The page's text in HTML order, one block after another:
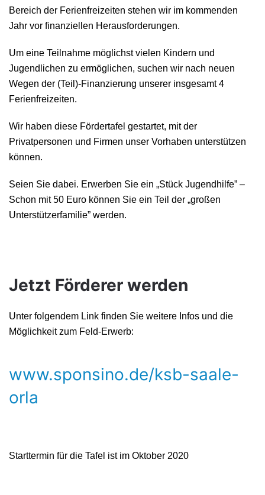
Bereich der Ferienfreizeiten stehen wir im kommenden
Jahr vor finanziellen Herausforderungen.
Um eine Teilnahme möglichst vielen Kindern und
Jugendlichen zu ermöglichen, suchen wir nach neuen
Wegen der (Teil)-Finanzierung unserer insgesamt 4
Ferienfreizeiten.
Wir haben diese Fördertafel gestartet, mit der
Privatpersonen und Firmen unser Vorhaben unterstützen
können.
Seien Sie dabei. Erwerben Sie ein „Stück Jugendhilfe” –
Schon mit 50 Euro können Sie ein Teil der „großen
Unterstützerfamilie” werden.
Jetzt Förderer werden
Unter folgendem Link finden Sie weitere Infos und die
Möglichkeit zum Feld-Erwerb:
www.sponsino.de/ksb-saale-
orla
Starttermin für die Tafel ist im Oktober 2020